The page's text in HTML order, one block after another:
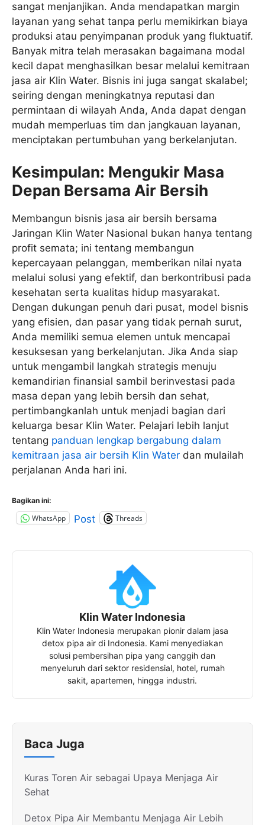
sangat menjanjikan. Anda mendapatkan margin
layanan yang sehat tanpa perlu memikirkan biaya
produksi atau penyimpanan produk yang fluktuatif.
Banyak mitra telah merasakan bagaimana modal
kecil dapat menghasilkan besar melalui kemitraan
jasa air Klin Water. Bisnis ini juga sangat skalabel;
seiring dengan meningkatnya reputasi dan
permintaan di wilayah Anda, Anda dapat dengan
mudah memperluas tim dan jangkauan layanan,
menciptakan pertumbuhan yang berkelanjutan.
Kesimpulan: Mengukir Masa
Depan Bersama Air Bersih
Membangun bisnis jasa air bersih bersama
Jaringan Klin Water Nasional bukan hanya tentang
profit semata; ini tentang membangun
kepercayaan pelanggan, memberikan nilai nyata
melalui solusi yang efektif, dan berkontribusi pada
kesehatan serta kualitas hidup masyarakat.
Dengan dukungan penuh dari pusat, model bisnis
yang efisien, dan pasar yang tidak pernah surut,
Anda memiliki semua elemen untuk mencapai
kesuksesan yang berkelanjutan. Jika Anda siap
untuk mengambil langkah strategis menuju
kemandirian finansial sambil berinvestasi pada
masa depan yang lebih bersih dan sehat,
pertimbangkanlah untuk menjadi bagian dari
keluarga besar Klin Water. Pelajari lebih lanjut
tentang panduan lengkap bergabung dalam
kemitraan jasa air bersih Klin Water dan mulailah
perjalanan Anda hari ini.
Bagikan ini:
WhatsApp Post Threads
Klin Water Indonesia
Klin Water Indonesia merupakan pionir dalam jasa
detox pipa air di Indonesia. Kami menyediakan
solusi pembersihan pipa yang canggih dan
menyeluruh dari sektor residensial, hotel, rumah
sakit, apartemen, hingga industri.
Baca Juga
Kuras Toren Air sebagai Upaya Menjaga Air
Sehat
Detox Pipa Air Membantu Menjaga Air Lebih